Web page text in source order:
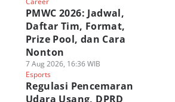
PMWC 2026: Jadwal,
Daftar Tim, Format,
Prize Pool, dan Cara
Nonton
7 Aug 2026, 16:36 WIB
Esports
Regulasi Pencemaran
Udara Usang, DPRD